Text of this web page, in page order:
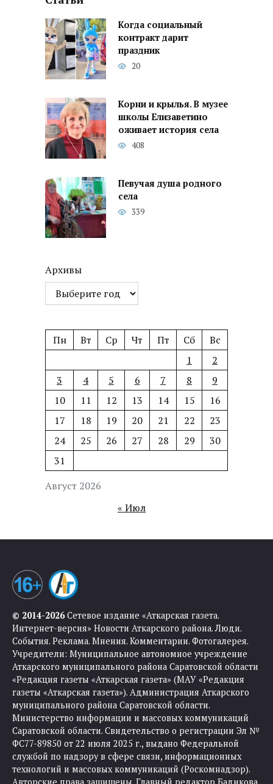
Когда социальный
контракт дарит
праздник
20
Корни и крылья. В музее
школы Елизаветино
оживает история села
408
Певучая душа родного
села
339
Архивы
Август 2026
Пн Вт Ср Чт Пт Сб
Вс
1
2
3
4 5 6 7 8
9
10
11 12 13 14 15
16
17
18 19 20 21 22
23
24
25 26 27 28 29
30
31
« Июл
© 2014-2026Сетевое издание «Аткарская газета.
Интернет-версия» Новости Аткарского района. Люди.
События. Реклама. Мнения. Комментарии. Фотогалерея.
Учредители: Муниципальное автономное учреждение
Аткарского муниципального района Саратовской области
«Редакция газеты «Аткарская газета» (МАУ «Редакция
газеты «Аткарская газета»). Администрация Аткарского
муниципального района Саратовской области.
Министерство информации и массовых коммуникаций
Саратовской области. Свидетельство о регистрации Эл №
ФС77-89850 от 22 июля 2025 г., выдано Федеральной
службой по надзору в сфере связи, информационных
технологий и массовых коммуникаций (Роскомнадзор).